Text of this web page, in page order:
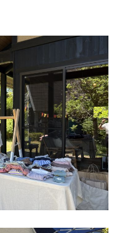
2026年08月09日